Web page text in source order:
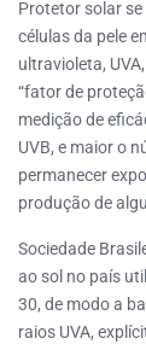
Protetor solar
células da pele
ultravioleta,
“fator de
medição de
UVB, e maior o
permanecer
produção de
Sociedade
ao sol no país
30, de modo a
raios UVA,